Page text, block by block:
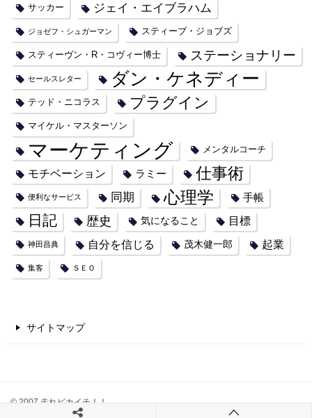
サッカー ジェイ・エイブラハム
ジョゼフ・シュガーマン スティーブ・ジョブズ
スティーヴン・R・コヴィー博士 ステーショナリー
セールスレター ダン・ケネディー
テッド・ニコラス プラグイン
マイケル・マスターソン
マーケティング メンタルコーチ
モチベーション ラミー 仕事術
便利なサービス 同期 心理学 手帳
日記 歴史 気になること 目標
神田昌典 自分を信じる 茂木健一郎 起業
集客 ＳＥＯ
サイトマップ
© 2007 走れピカイチ！！